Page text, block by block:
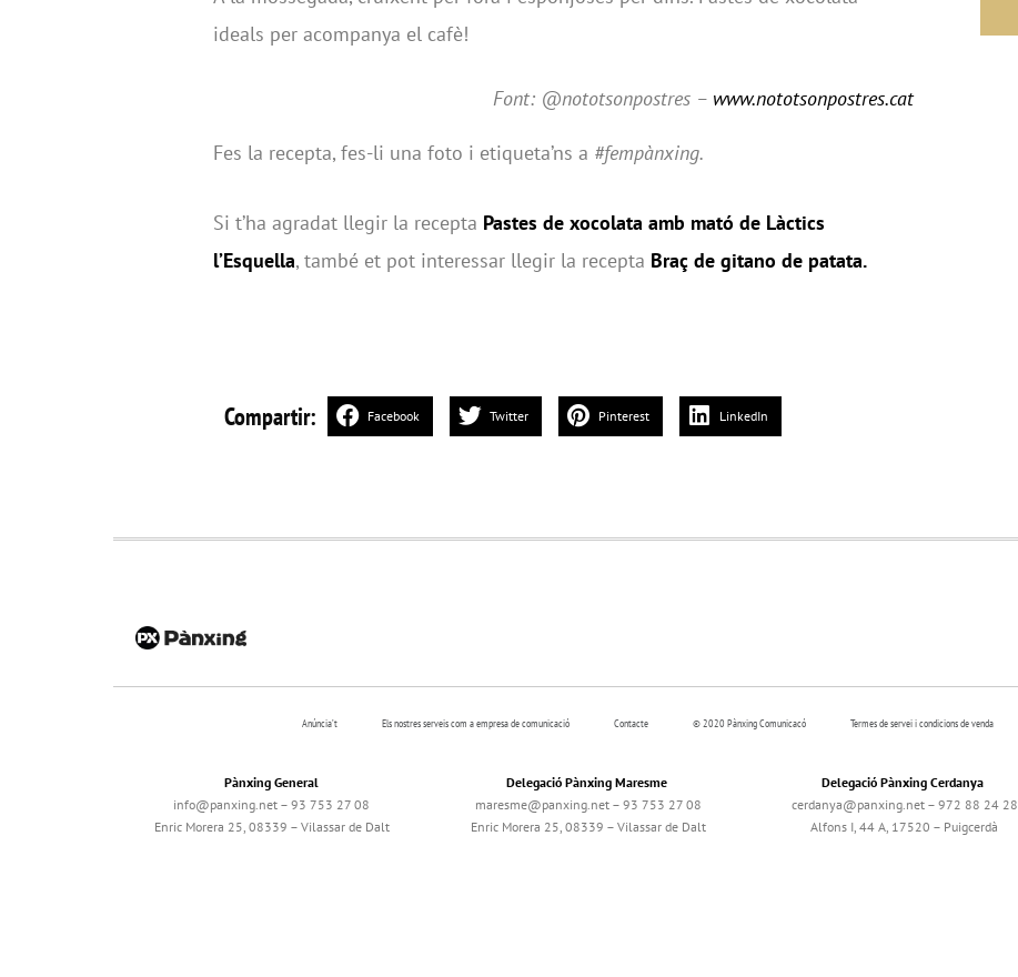
ideals per acompanya el cafè!
Font: @nototsonpostres – www.nototsonpostres.cat
Fes la recepta, fes-li una foto i etiqueta’ns a #fempànxing.
Si t’ha agradat llegir la recepta Pastes de xocolata amb mató de Làctics
l’Esquella, també et pot interessar llegir la recepta Braç de gitano de patata.
Compartir: Facebook Twitter Pinterest LinkedIn
Anúncia’t Els nostres serveis com a empresa de comunicació Contacte © 2020 Pànxing Comunicacó Termes de servei i condicions de venda
Pànxing General
info@panxing.net – 93 753 27 08
Enric Morera 25, 08339 – Vilassar de Dalt
Delegació Pànxing Maresme
maresme@panxing.net – 93 753 27 08
Enric Morera 25, 08339 – Vilassar de Dalt
Delegació Pànxing Cerdanya
cerdanya@panxing.net – 972 88 24 28
Alfons I, 44 A, 17520 – Puigcerdà